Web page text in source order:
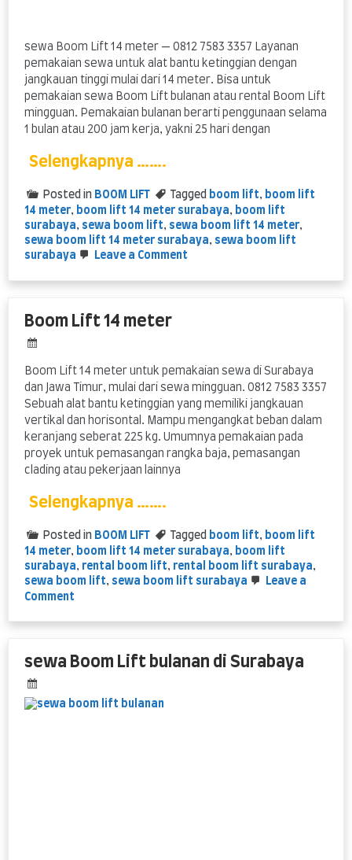
sewa Boom Lift 14 meter — 0812 7583 3357 Layanan
pemakaian sewa untuk alat bantu ketinggian dengan
jangkauan tinggi mulai dari 14 meter. Bisa untuk
pemakaian sewa Boom Lift bulanan atau rental Boom Lift
mingguan. Pemakaian bulanan berarti penggunaan selama
1 bulan atau 200 jam kerja, yakni 25 hari dengan
Selengkapnya …….
Posted in BOOM LIFT Tagged boom lift, boom lift
14 meter, boom lift 14 meter surabaya, boom lift
surabaya, sewa boom lift, sewa boom lift 14 meter,
sewa boom lift 14 meter surabaya, sewa boom lift
surabaya
Leave a Commenton
Boom Lift 14 meter
Boom Lift 14 meter untuk pemakaian sewa di Surabaya
dan Jawa Timur, mulai dari sewa mingguan. 0812 7583 3357
Sebuah alat bantu ketinggian yang memiliki jangkauan
vertikal dan horisontal. Mampu mengangkat beban dalam
keranjang seberat 225 kg. Umumnya pemakaian pada
proyek untuk pemasangan rangka baja, pemasangan
clading atau pekerjaan lainnya
Selengkapnya …….
Posted in BOOM LIFT Tagged boom lift, boom lift
14 meter, boom lift 14 meter surabaya, boom lift
surabaya, rental boom lift, rental boom lift surabaya,
sewa boom lift, sewa boom lift surabaya
Leave a
Commenton
meter
sewa Boom Lift bulanan di Surabaya